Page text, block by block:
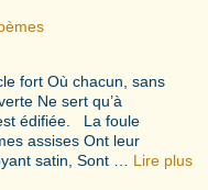
fort Où chacun, sans
Ne sert qu’à
édifiée. La foule
assises Ont leur
satin, Sont … Lire plus